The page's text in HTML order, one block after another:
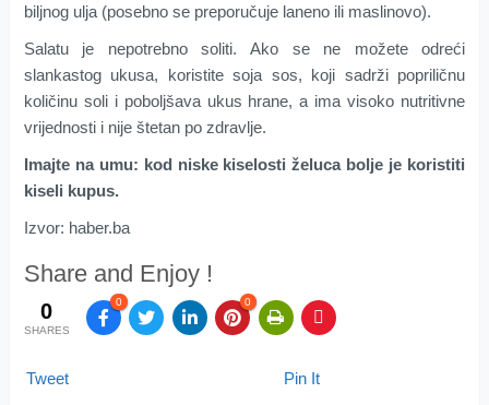
biljnog ulja (posebno se preporučuje laneno ili maslinovo).
Salatu je nepotrebno soliti. Ako se ne možete odreći
slankastog ukusa, koristite soja sos, koji sadrži popriličnu
količinu soli i poboljšava ukus hrane, a ima visoko nutritivne
vrijednosti i nije štetan po zdravlje.
Imajte na umu: kod niske kiselosti želuca bolje je koristiti
kiseli kupus.
Izvor: haber.ba
Share and Enjoy !
0
SHARES
0 0
Tweet Pin It